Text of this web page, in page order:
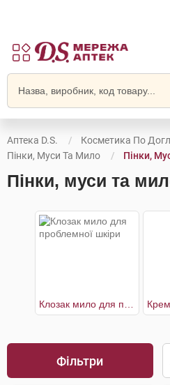
Аптека D.S.
Косметика По
Пінки, Муси Та Мило
Пінки,
Пінки, муси та
Фільтри